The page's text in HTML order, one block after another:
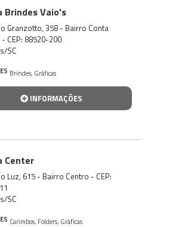
Brindes Vaio's
Granzotto, 358 - Bairro Conta
CEP: 88520-200
SC
Brindes, Gráficas
INFORMAÇÕES
Center
Luz, 615 - Bairro Centro - CEP:
SC
Carimbos, Folders, Gráficas